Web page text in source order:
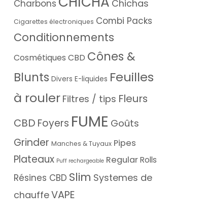
Charbons Chichas
Cigarettes électroniques Combi Packs
Conditionnements
Cosmétiques CBD Cônes &
Blunts Divers E-liquides Feuilles
à rouler Filtres / tips Fleurs
CBD Foyers FUME Goûts
Grinder Manches & Tuyaux Pipes
Plateaux Puff rechargeable Regular Rolls
Résines CBD Slim Systemes de
chauffeVAPE